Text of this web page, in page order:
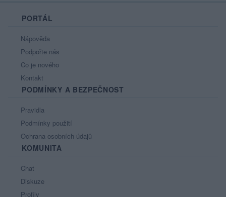
PORTÁL
Nápověda
Podpořte nás
Co je nového
Kontakt
PODMÍNKY A BEZPEČNOST
Pravidla
Podmínky použití
Ochrana osobních údajů
KOMUNITA
Chat
Diskuze
Profily